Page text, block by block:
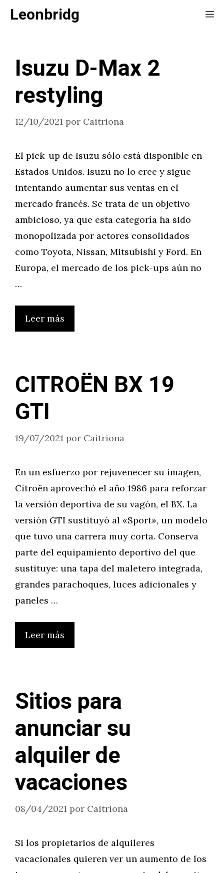
SaltarLeonbridg
Isuzu D-Max 2
restyling
12/10/2021 por Caitriona
El pick-up de Isuzu sólo está disponible en
Estados Unidos. Isuzu no lo cree y sigue
intentando aumentar sus ventas en el
mercado francés. Se trata de un objetivo
ambicioso, ya que esta categoría ha sido
monopolizada por actores consolidados
como Toyota, Nissan, Mitsubishi y Ford. En
Europa, el mercado de los pick-ups aún no
…
Leer más
CITROËN BX 19
GTI
19/07/2021 por Caitriona
En un esfuerzo por rejuvenecer su imagen,
Citroën aprovechó el año 1986 para reforzar
la versión deportiva de su vagón, el BX. La
versión GTI sustituyó al «Sport», un modelo
que tuvo una carrera muy corta. Conserva
parte del equipamiento deportivo del que
sustituye: una tapa del maletero integrada,
grandes parachoques, luces adicionales y
paneles …
Leer más
Sitios para
anunciar su
alquiler de
vacaciones
08/04/2021 por Caitriona
Si los propietarios de alquileres
vacacionales quieren ver un aumento de los